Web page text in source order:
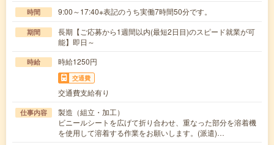
時間 9:00～17:40※表記のうち実働7時間50分です。
期間
長期【ご応募から1週間以内(最短2日目)のスピード就業が可
能】即日～
時給 時給1250円
交通費
交通費支給有り
仕事内容
製造（組立・加工）
ビニールシートを広げて折り合わせ、重なった部分を溶着機
を使用して溶着する作業をお願いします。(派遣)…